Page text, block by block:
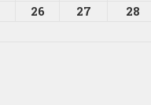
26 27 28